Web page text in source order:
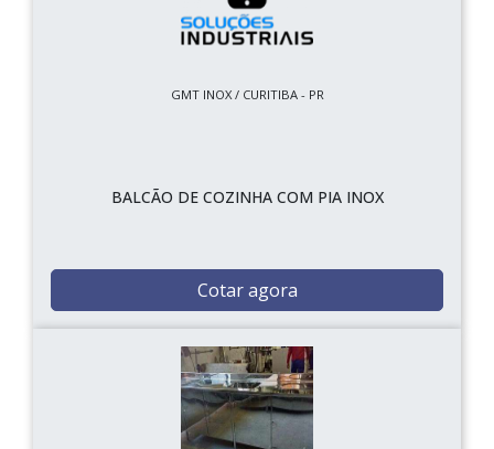
GMT INOX / CURITIBA - PR
BALCÃO DE COZINHA COM PIA INOX
Cotar agora